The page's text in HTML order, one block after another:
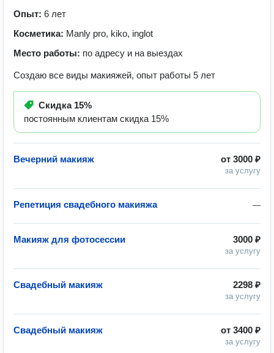
Опыт: 6 лет
Косметика: Manly pro, kiko, inglot
Место работы: по адресу и на выездах
Создаю все виды макияжей, опыт работы 5 лет
Скидка 15%
постоянным клиентам скидка 15%
от 3000 ₽
за услугу
Вечерний макияж
—
Репетиция свадебного макияжа
3000 ₽
за услугу
Макияж для фотосессии
2298 ₽
за услугу
Свадебный макияж
от 3400 ₽
за услугу
Свадебный макияж